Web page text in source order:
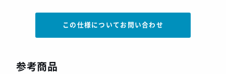
この仕様についてお問い合わせ
参考商品